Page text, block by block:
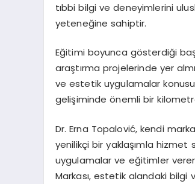
tıbbi bilgi ve deneyimlerini
yeteneğine sahiptir.
Eğitimi boyunca gösterdiği
araştırma projelerinde yer
ve estetik uygulamalar
gelişiminde önemli bir
Dr. Erna Topalović, kendi
yenilikçi bir yaklaşımla hizmet
uygulamalar ve eğitimler
Markası, estetik alandaki